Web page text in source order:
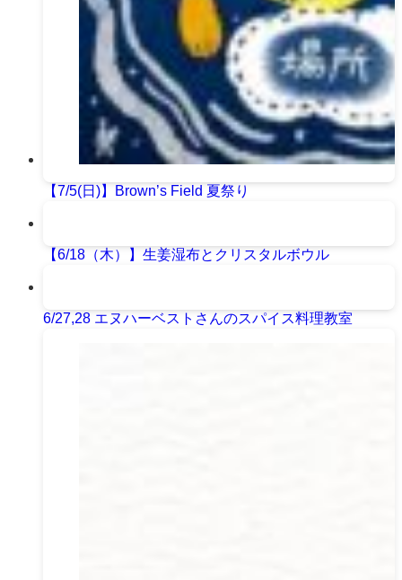
【7/5(日)】Brown’s Field 夏祭り
【6/18（木）】生姜湿布とクリスタルボウル
6/27,28 エヌハーベストさんのスパイス料理教室